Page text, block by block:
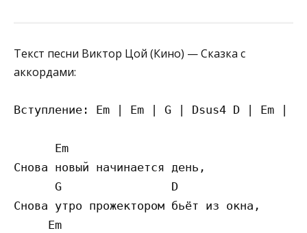
Текст песни Виктор Цой (Кино) — Сказка с
аккордами:
Вступление: Em | Em | G | Dsus4 D | Em |
      Em
Снова новый начинается день,
      G                D
Снова утро прожектором бьёт из окна,
     Em